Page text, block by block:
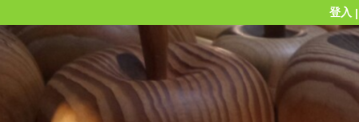
登入